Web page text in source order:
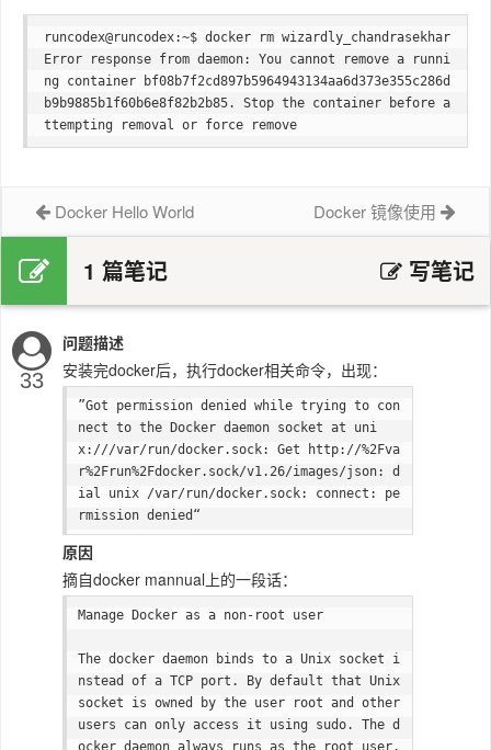
runcodex@runcodex:~$ docker rm wizardly_chandrasekhar
Error response from daemon: You cannot remove a runni
ng container bf08b7f2cd897b5964943134aa6d373e355c286d
b9b9885b1f60b6e8f82b2b85. Stop the container before a
Docker Hello World Docker 镜像使用
1 篇笔记 写笔记
33
问题描述
安装完docker后，执行docker相关命令，出现：
”Got permission denied while trying to con
nect to the Docker daemon socket at uni
x:///var/run/docker.sock: Get http://%2Fva
r%2Frun%2Fdocker.sock/v1.26/images/json: d
ial unix /var/run/docker.sock: connect: pe
rmission denied“
原因
摘自docker mannual上的一段话：
Manage Docker as a non-root user
The docker daemon binds to a Unix socket i
nstead of a TCP port. By default that Unix
socket is owned by the user root and other
users can only access it using sudo. The d
ocker daemon always runs as the root user.